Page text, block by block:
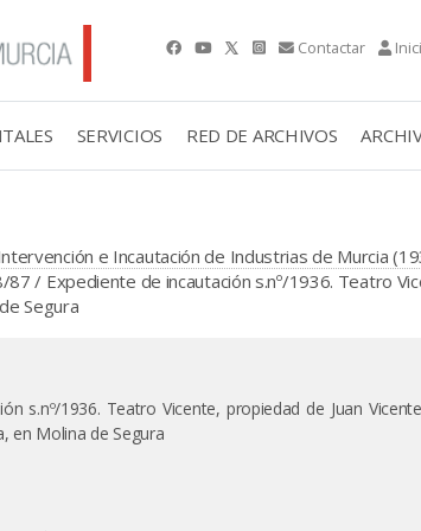
Contactar
SERVICIOS RED DE ARCHIVOS
e Incautación de Industrias de Murcia
87 / Expediente de incautación s.nº/1936. Teatro
Segura
s.nº/1936. Teatro Vicente, propiedad de Juan
en Molina de Segura